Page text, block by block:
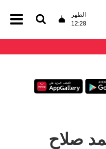
الظهر
12:28
صلاح